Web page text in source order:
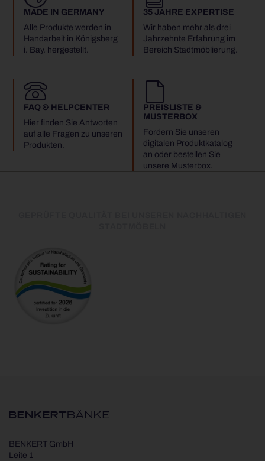
MADE IN GERMANY
Alle Produkte werden in
Handarbeit in Königsberg
i. Bay. hergestellt.
35 JAHRE EXPERTISE
Wir haben mehr als drei
Jahrzehnte Erfahrung im
Bereich Stadtmöblierung.
FAQ & HELPCENTER
Hier finden Sie Antworten
auf alle Fragen zu unseren
Produkten.
PREISLISTE &
MUSTERBOX
Fordern Sie unseren
digitalen Produktkatalog
an oder bestellen Sie
unsere Musterbox.
BENKERT GmbH
Leite 1